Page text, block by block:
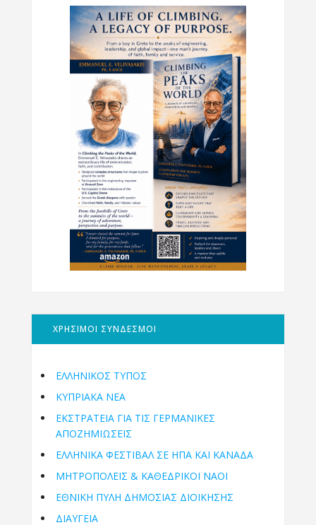
ΧΡΗΣΙΜΟΙ ΣΥΝΔΕΣΜΟΙ
ΕΛΛΗΝΙΚΟΣ ΤΥΠΟΣ
ΚΥΠΡΙΑΚΑ ΝΕΑ
ΕΚΣΤΡΑΤΕΙΑ ΓΙΑ ΤΙΣ ΓΕΡΜΑΝΙΚΕΣ
ΑΠΟΖΗΜΙΩΣΕΙΣ
ΕΛΛΗΝΙΚΆ ΦΕΣΤΙΒΆΛ ΣΕ ΗΠΑ ΚΑΙ ΚΑΝΑΔΑ
ΜΗΤΡΟΠΌΛΕΙΣ & ΚΑΘΕΔΡΙΚΟΊ ΝΑΟΊ
ΕΘΝΙΚΉ ΠΎΛΗ ΔΗΜΌΣΙΑΣ ΔΙΟΊΚΗΣΗΣ
ΔΙΑΥΓΕΙΑ